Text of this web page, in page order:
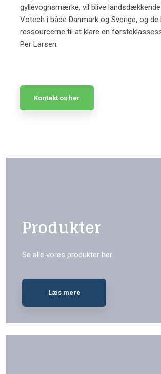
gyllevognsmærke, vil blive
Votech i både Danmark og Sverige, og de
ressourcerne til at klare en
Per Larsen.
Kontakt os her
Produkter
Se alle vores produkter her.
Læs mere​